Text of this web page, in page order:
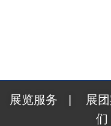
展览服务 展
们